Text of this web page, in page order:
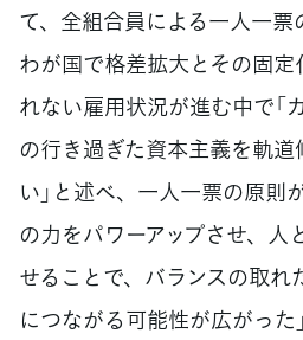
て、全組合員による一人一票
わが国で格差拡大とその固
れない雇用状況が進む中で「
の行き過ぎた資本主義を軌
い」と述べ、一人一票の原則
の力をパワーアップさせ、人
せることで、バランスの取
につながる可能性が広がった